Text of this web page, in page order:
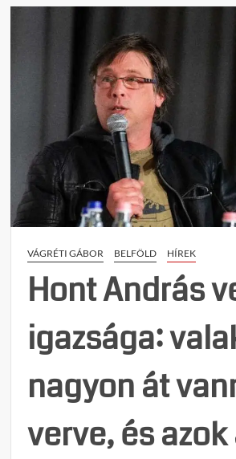
VÁGRÉTI GÁBOR BELFÖLD HÍREK
Hont András
igazsága:
nagyon át
verve, és azok